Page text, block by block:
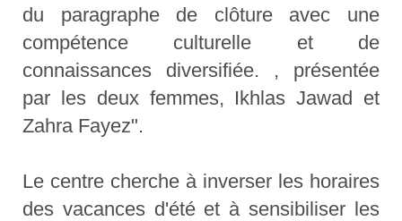
du paragraphe de clôture avec une
compétence culturelle et de
connaissances diversifiée. , présentée
par les deux femmes, Ikhlas Jawad et
Zahra Fayez".
Le centre cherche à inverser les horaires
des vacances d'été et à sensibiliser les